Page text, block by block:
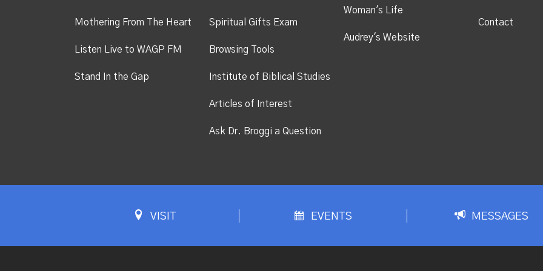
Mothering From The Heart
Listen Live to WAGP FM
Stand In the Gap
Spiritual Gifts Exam
Browsing Tools
Institute of Biblical Studies
Articles of Interest
Ask Dr. Broggi a Question
Woman's Life
Audrey's Website
Contact
VISIT EVENTS MESSAGES